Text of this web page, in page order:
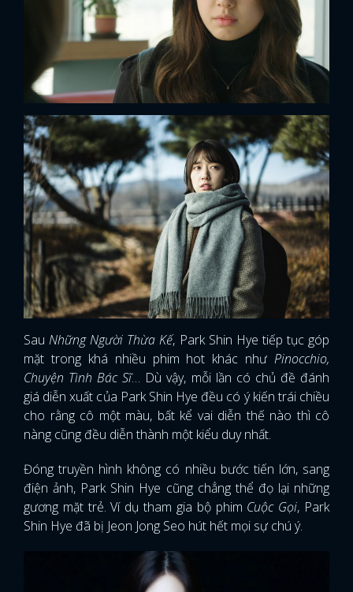
SauNhững Người Thừa Kế, Park Shin Hye tiếp tục góp
mặt trong khá nhiều phim hot khác như Pinocchio,
Chuyện Tình Bác Sĩ… Dù vậy, mỗi lần có chủ đề đánh
giá diễn xuất của Park Shin Hye đều có ý kiến trái chiều
cho rằng cô một màu, bất kể vai diễn thế nào thì cô
nàng cũng đều diễn thành một kiểu duy nhất.
Đóng truyền hình không có nhiều bước tiến lớn, sang
điện ảnh, Park Shin Hye cũng chẳng thể đọ lại những
gương mặt trẻ. Ví dụ tham gia bộ phim Cuộc Gọi, Park
Shin Hye đã bị Jeon Jong Seo hút hết mọi sự chú ý.